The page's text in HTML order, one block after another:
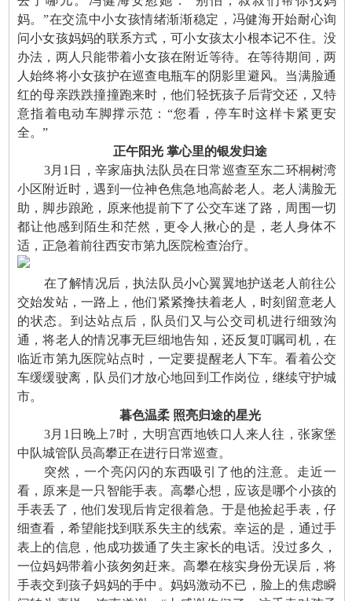
妈。”在交流中小女孩情绪渐渐稳定，冯健海开始耐心询
问小女孩妈妈的联系方式，可小女孩太小根本记不住。没
办法，两人只能带着小女孩在附近等待。在等待期间，两
人始终将小女孩护在巡查电瓶车的阴影里避风。当满脸通
红的母亲跌跌撞撞跑来时，他们轻抚孩子后背交还，又特
意指着电动车脚撑示范：“您看，停车时这样卡紧更安
全。”
正午阳光 掌心里的银发归途
3月1日，辛家庙执法队员在日常巡查至东二环桐树湾
小区附近时，遇到一位神色焦急地高龄老人。老人满脸无
助，脚步踉跄，原来他提前下了公交车迷了路，周围一切
都让他感到陌生和茫然，更令人揪心的是，老人身体不
适，正急着前往西安市第九医院检查治疗。
在了解情况后，执法队员小心翼翼地护送老人前往公
交始发站，一路上，他们紧紧搀扶着老人，时刻留意老人
的状态。到达站点后，队员们又与公交司机进行细致沟
通，将老人的情况事无巨细地告知，还反复叮嘱司机，在
临近市第九医院站点时，一定要提醒老人下车。看着公交
车缓缓驶离，队员们才放心地回到工作岗位，继续守护城
市。
暮色温柔 照亮归途的星光
3月1日晚上7时，大明宫西地铁口人来人往，张家堡
中队城管队员高攀正在进行日常巡查。
突然，一个亮闪闪的东西吸引了他的注意。走近一
看，原来是一只智能手表。高攀心想，应该是哪个小孩的
手表丢了，他们发现后肯定很着急。于是他捡起手表，仔
细查看，希望能找到联系失主的线索。幸运的是，通过手
表上的信息，他成功拨通了失主家长的电话。没过多久，
一位妈妈带着小孩匆匆赶来。高攀在核实身份无误后，将
手表交到孩子妈妈的手中。妈妈激动不已，脸上的焦虑瞬